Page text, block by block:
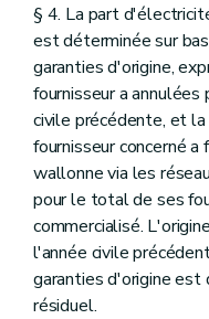
§ 4. La part
est déterminée sur
garanties d'origine,
fournisseur a
civile précédente, et
fournisseur concerné a
wallonne via les
pour le total de ses
commercialisé.
l'année civile
garanties d'origine est
résiduel.